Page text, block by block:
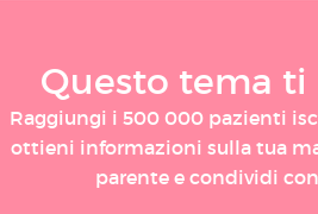
Questo tema ti
Raggiungi i 500 000 pazienti
ottieni informazioni sulla tua
parente e condividi